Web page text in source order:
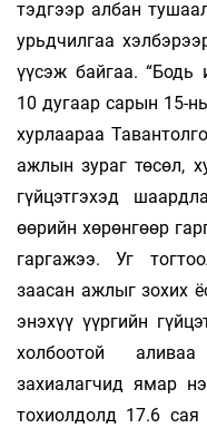
тэдгээр албан
урьдчилгаа
үүсэж байгаа. “Бодь
10 дугаар сарын 15-
хурлаараа
ажлын зураг төсөл,
гүйцэтгэхэд
өөрийн хөрөнгөөр
гаргажээ. Уг
заасан ажлыг зохих
энэхүү үүргийн
холбоотой
захиалагчид ямар
тохиолдолд 17.6 сая